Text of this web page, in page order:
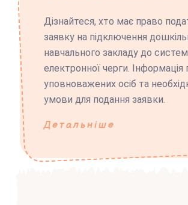
Дізнайтеся, хто має право
заявку на підключення
навчального закладу до
електронної черги. Інформація
уповноважених осіб та
умови для подання заявки.
Детальніше